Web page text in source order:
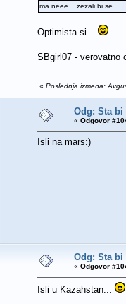
ma neee... zezali bi se...
Optimista si...
SBgirl07 - verovatno
« Poslednja izmena:
Odg: Sta
« Odgovor
Isli na mars:)
Odg: Sta
« Odgovor
Isli u Kazahstan...